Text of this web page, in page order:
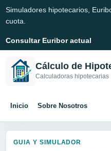
Simuladores hipotecarios,
cuota.
Consultar Euribor actual
Cálculo de
Calculadoras hipotecarias
Inicio Sobre Nosotros
GUIA Y SIMULADOR